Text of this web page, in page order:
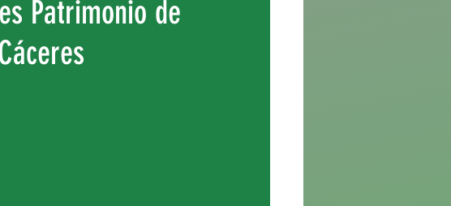
Patrimonio de